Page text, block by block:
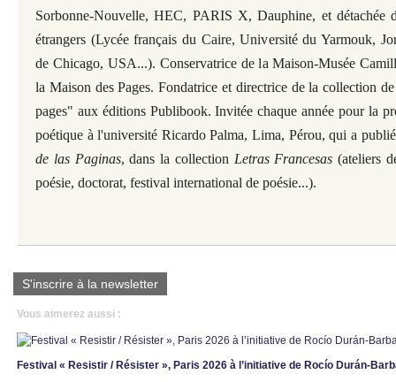
Sorbonne-Nouvelle, HEC, PARIS X, Dauphine, et détachée
étrangers (Lycée français du Caire, Université du Yarmouk,
de Chicago, USA...). Conservatrice de la Maison-Musée
la Maison des Pages. Fondatrice et directrice de la collection
pages" aux éditions Publibook. Invitée chaque année pour la
poétique à l'université Ricardo Palma, Lima, Pérou, qui a
de las Paginas, dans la collection Letras Francesas (ateliers
poésie, doctorat, festival international de poésie...).
S'inscrire à la newsletter
Vous aimerez aussi :
Festival « Resistir / Résister », Paris 2026 à l’initiative de Rocío Durán-